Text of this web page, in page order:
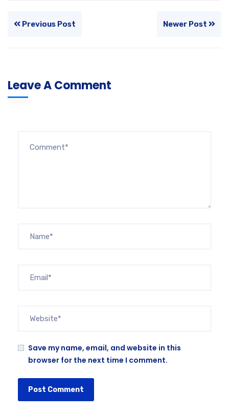
Previous Post Newer Post
Leave A Comment
Save my name, email, and website in this
browser for the next time I comment.